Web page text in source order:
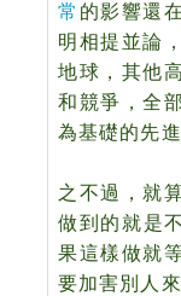
常 的影響還
明相提並論，
地球，其他
和競爭，全
為基礎的先進
之不過，就
做到的就是不
果這樣做就
要加害別人